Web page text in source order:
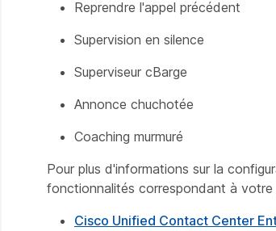
Reprendre l'appel précédent
Supervision en silence
Superviseur cBarge
Annonce chuchotée
Coaching murmuré
Pour plus d'informations sur la
fonctionnalités correspondant à
Cisco Unified Contact Center